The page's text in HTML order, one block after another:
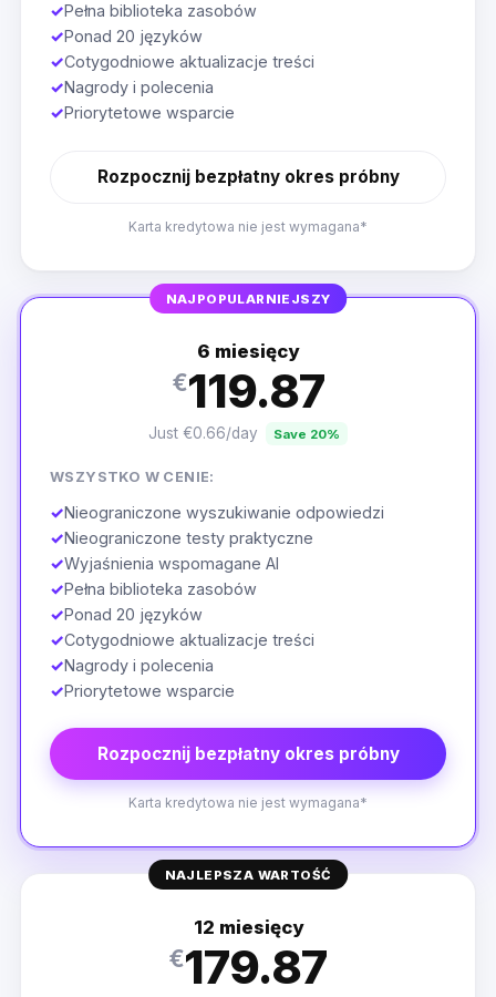
✓Pełna biblioteka zasobów
✓Ponad 20 języków
✓Cotygodniowe aktualizacje treści
✓Nagrody i polecenia
✓Priorytetowe wsparcie
Rozpocznij bezpłatny okres próbny
Karta kredytowa nie jest wymagana*
NAJPOPULARNIEJSZY
6 miesięcy
€119.87
Just €0.66/day Save 20%
WSZYSTKO W CENIE:
✓Nieograniczone wyszukiwanie odpowiedzi
✓Nieograniczone testy praktyczne
✓Wyjaśnienia wspomagane AI
✓Pełna biblioteka zasobów
✓Ponad 20 języków
✓Cotygodniowe aktualizacje treści
✓Nagrody i polecenia
✓Priorytetowe wsparcie
Rozpocznij bezpłatny okres próbny
Karta kredytowa nie jest wymagana*
NAJLEPSZA WARTOŚĆ
12 miesięcy
€179.87